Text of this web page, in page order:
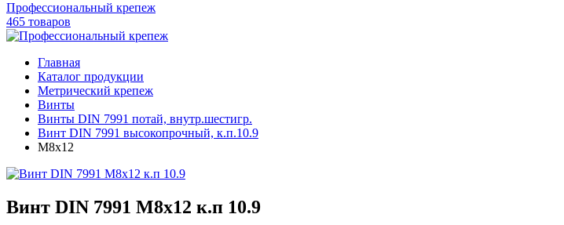
Профессиональный крепеж
465 товаров
Главная
Каталог продукции
Метрический крепеж
Винты
Винты DIN 7991 потай, внутр.шестигр.
Винт DIN 7991 высокопрочный, к.п.10.9
M8x12
Винт DIN 7991 M8x12 к.п 10.9